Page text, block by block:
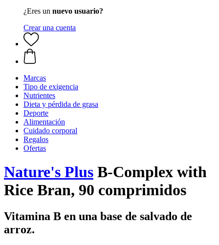
¿Eres un nuevo usuario?
Crear una cuenta
Marcas
Tipo de exigencia
Nutrientes
Dieta y pérdida de grasa
Deporte
Alimentación
Cuidado corporal
Regalos
Ofertas
Nature's Plus B-Complex with
Rice Bran, 90 comprimidos
Vitamina B en una base de salvado de
arroz.